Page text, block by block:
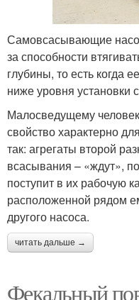
Самовсасывающие
за способности
глубины, то есть когда
ниже уровня установки
Малосведущему
свойство характерно
так: агрегаты второй
всасывания – «ждут»,
поступит в их рабочую
расположенной рядом
другого насоса.
читать дальше →
Фекальный